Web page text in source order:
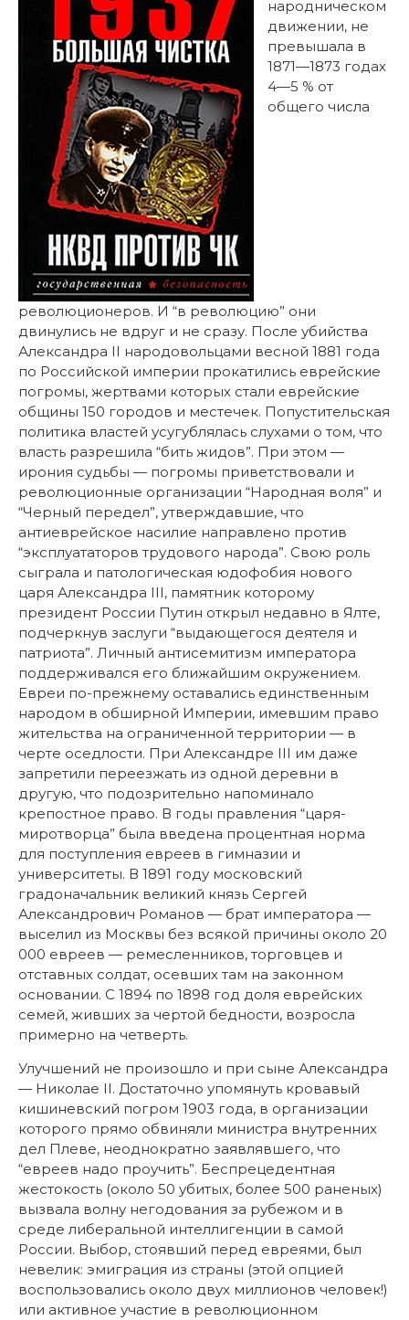
народническом
движении, не
превышала в
1871—1873 годах
4—5 % от
общего числа
революционеров. И “в революцию” они
двинулись не вдруг и не сразу. После убийства
Александра II народовольцами весной 1881 года
по Российской империи прокатились еврейские
погромы, жертвами которых стали еврейские
общины 150 городов и местечек. Попустительская
политика властей усугублялась слухами о том, что
власть разрешила “бить жидов”. При этом —
ирония судьбы — погромы приветствовали и
революционные организации “Народная воля” и
“Черный передел”, утверждавшие, что
антиеврейское насилие направлено против
“эксплуататоров трудового народа”. Свою роль
сыграла и патологическая юдофобия нового
царя Александра III, памятник которому
президент России Путин открыл недавно в Ялте,
подчеркнув заслуги “выдающегося деятеля и
патриота”. Личный антисемитизм императора
поддерживался его ближайшим окружением.
Евреи по-прежнему оставались единственным
народом в обширной Империи, имевшим право
жительства на ограниченной территории — в
черте оседлости. При Александре III им даже
запретили переезжать из одной деревни в
другую, что подозрительно напоминало
крепостное право. В годы правления “царя-
миротворца” была введена процентная норма
для поступления евреев в гимназии и
университеты. В 1891 году московский
градоначальник великий князь Сергей
Александрович Романов — брат императора —
выселил из Москвы без всякой причины около 20
000 евреев — ремесленников, торговцев и
отставных солдат, осевших там на законном
основании. С 1894 по 1898 год доля еврейских
семей, живших за чертой бедности, возросла
примерно на четверть.
Улучшений не произошло и при сыне Александра
— Николае II. Достаточно упомянуть кровавый
кишиневский погром 1903 года, в организации
которого прямо обвиняли министра внутренних
дел Плеве, неоднократно заявлявшего, что
“евреев надо проучить”. Беспрецедентная
жестокость (около 50 убитых, более 500 раненых)
вызвала волну негодования за рубежом и в
среде либеральной интеллигенции в самой
России. Выбор, стоявший перед евреями, был
невелик: эмиграция из страны (этой опцией
воспользовались около двух миллионов человек!)
или активное участие в революционном